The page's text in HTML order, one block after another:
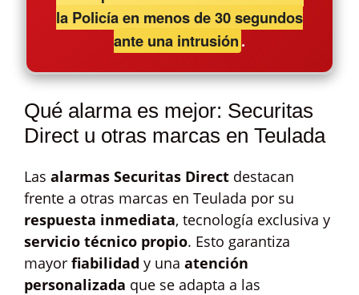
la Policía en menos de 30 segundos
ante una intrusión.
Qué alarma es mejor: Securitas
Direct u otras marcas en Teulada
Las alarmas Securitas Direct destacan
frente a otras marcas en Teulada por su
respuesta inmediata, tecnología exclusiva y
servicio técnico propio. Esto garantiza
mayor fiabilidad y una atención
personalizada que se adapta a las